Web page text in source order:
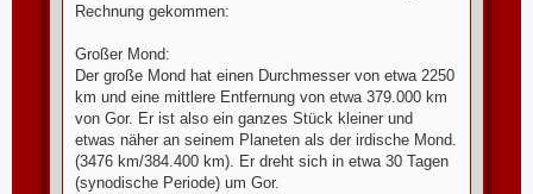
Rechnung gekommen:
Großer Mond:
Der große Mond hat einen Durchmesser von etwa 2250
km und eine mittlere Entfernung von etwa 379.000 km
von Gor. Er ist also ein ganzes Stück kleiner und
etwas näher an seinem Planeten als der irdische Mond.
(3476 km/384.400 km). Er dreht sich in etwa 30 Tagen
(synodische Periode) um Gor.